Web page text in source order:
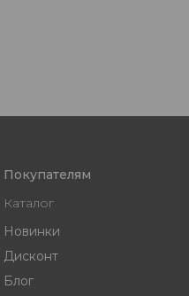
Покупателям
Каталог
Новинки
Дисконт
Блог